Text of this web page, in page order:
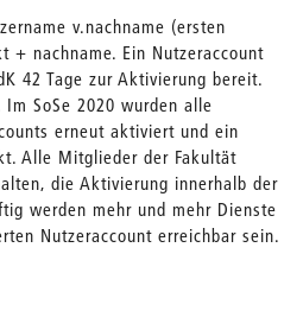
v.nachname (ersten
+ nachname. Ein Nutzeraccount
42 Tage zur Aktivierung bereit.
SoSe 2020 wurden alle
erneut aktiviert und ein
Alle Mitglieder der Fakultät
die Aktivierung innerhalb der
werden mehr und mehr Dienste
Nutzeraccount erreichbar sein.